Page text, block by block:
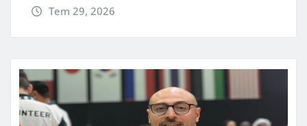
Tem 29, 2026